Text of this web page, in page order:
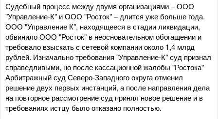
Судебный процесс между двумя организациями – ООО
"Управление-К" и ООО "Росток" – длится уже больше года.
ООО "Управление К", находящееся в стадии ликвидации,
обвинило ООО "Росток" в неосновательном обогащении и
требовало взыскать с сетевой компании около 1,4 млрд
рублей. Изначально требования "Управление-К" суд признал
справедливыми, но после кассационной жалобы "Ростока"
Арбитражный суд Северо-Западного округа отменил
решение двух первых инстанций, а после направления дела
на повторное рассмотрение суд принял новое решение и в
требованиях истцу было отказано полностью.